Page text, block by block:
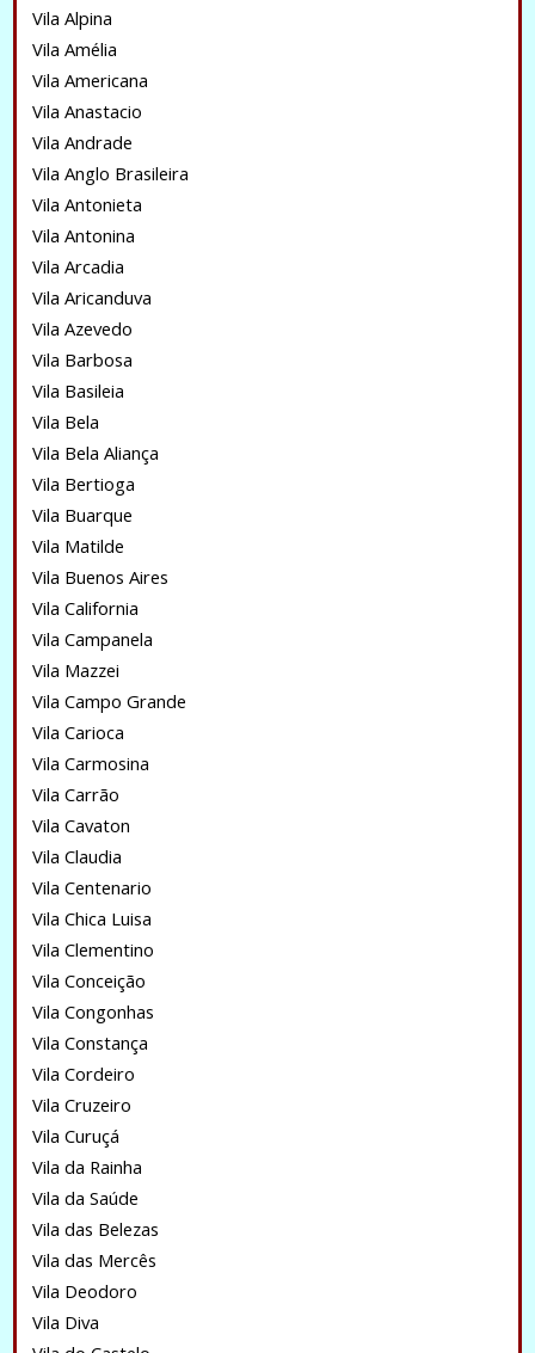
Vila Alpina
Vila Amélia
Vila Americana
Vila Anastacio
Vila Andrade
Vila Anglo Brasileira
Vila Antonieta
Vila Antonina
Vila Arcadia
Vila Aricanduva
Vila Azevedo
Vila Barbosa
Vila Basileia
Vila Bela
Vila Bela Aliança
Vila Bertioga
Vila Buarque
Vila Matilde
Vila Buenos Aires
Vila California
Vila Campanela
Vila Mazzei
Vila Campo Grande
Vila Carioca
Vila Carmosina
Vila Carrão
Vila Cavaton
Vila Claudia
Vila Centenario
Vila Chica Luisa
Vila Clementino
Vila Conceição
Vila Congonhas
Vila Constança
Vila Cordeiro
Vila Cruzeiro
Vila Curuçá
Vila da Rainha
Vila da Saúde
Vila das Belezas
Vila das Mercês
Vila Deodoro
Vila Diva